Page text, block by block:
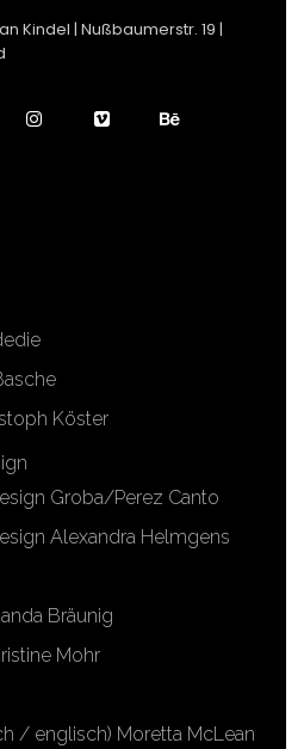
Kindel | Nußbaumerstr. 19 |
Köster
Groba/Perez Canto
Alexandra Helmgens
Bräunig
Mohr
/ englisch) Moretta McLean